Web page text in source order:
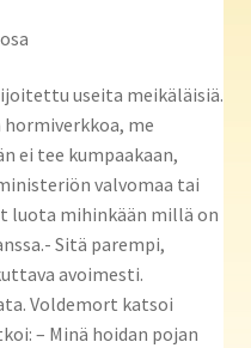
useita meikäläisiä.
me
ei tee kumpaakaan,
valvomaa tai
luota mihinkään millä on
Sitä parempi,
avoimesti.
Voldemort katsoi
– Minä hoidan pojan